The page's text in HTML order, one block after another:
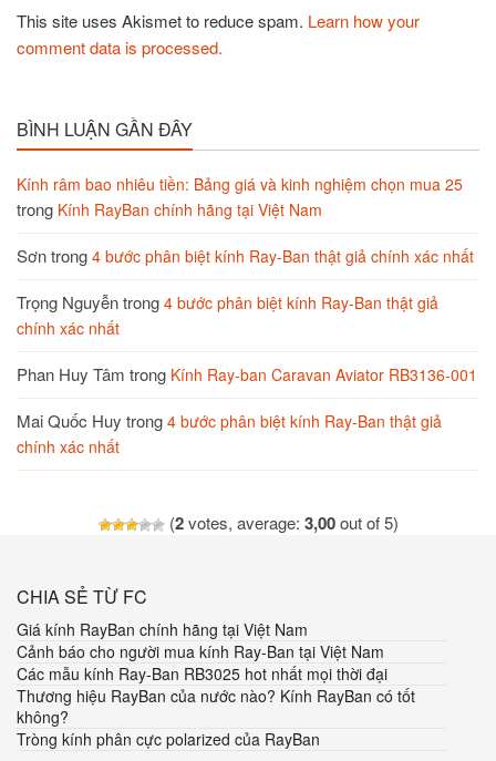
This site uses Akismet to reduce spam. Learn how your
comment data is processed.
BÌNH LUẬN GẦN ĐÂY
Kính râm bao nhiêu tiền: Bảng giá và kinh nghiệm chọn mua 25
trong Kính RayBan chính hãng tại Việt Nam
Sơntrong 4 bước phân biệt kính Ray-Ban thật giả chính xác nhất
Trọng Nguyễntrong 4 bước phân biệt kính Ray-Ban thật giả
chính xác nhất
Phan Huy Tâm trong Kính Ray-ban Caravan Aviator RB3136-001
Mai Quốc Huy trong 4 bước phân biệt kính Ray-Ban thật giả
chính xác nhất
(2votes, average: 3,00out of 5)
CHIA SẺ TỪ FC
Giá kính RayBan chính hãng tại Việt Nam
Cảnh báo cho người mua kính Ray-Ban tại Việt Nam
Các mẫu kính Ray-Ban RB3025 hot nhất mọi thời đại
Thương hiệu RayBan của nước nào? Kính RayBan có tốt
không?
Tròng kính phân cực polarized của RayBan